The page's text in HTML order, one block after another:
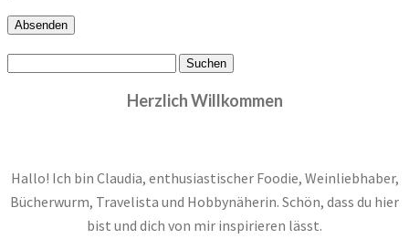
Herzlich Willkommen
Hallo! Ich bin Claudia, enthusiastischer Foodie, Weinliebhaber,
Bücherwurm, Travelista und Hobbynäherin. Schön, dass du hier
bist und dich von mir inspirieren lässt.